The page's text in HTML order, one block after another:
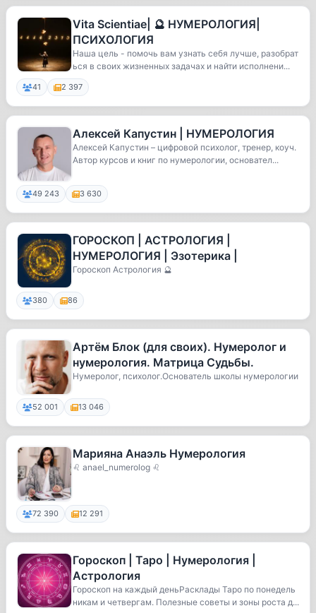
Vita Scientiae| 🔮 НУМЕРОЛОГИЯ|
ПСИХОЛОГИЯ
Наша цель - помочь вам узнать себя лучше, разобрат
ься в своих жизненных задачах и найти исполнени...
41 2 397
Алексей Капустин | НУМЕРОЛОГИЯ
Алексей Капустин – цифровой психолог, тренер, коуч.
Автор курсов и книг по нумерологии, основател...
49 243 3 630
ГОРОСКОП | АСТРОЛОГИЯ |
НУМЕРОЛОГИЯ | Эзотерика |
Гороскоп Астрология 🔮
380 86
Артём Блок (для своих). Нумеролог и
нумерология. Матрица Судьбы.
Нумеролог, психолог.Основатель школы нумерологии
52 001 13 046
Марияна Анаэль Нумерология
♌ anael_numerolog ♌
72 390 12 291
Гороскоп | Таро | Нумерология |
Астрология
Гороскоп на каждый деньРасклады Таро по понедель
никам и четвергам. Полезные советы и зоны роста д...